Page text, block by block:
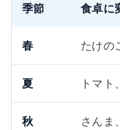
季節 食卓に
春 たけの
夏 トマ
秋 さんま